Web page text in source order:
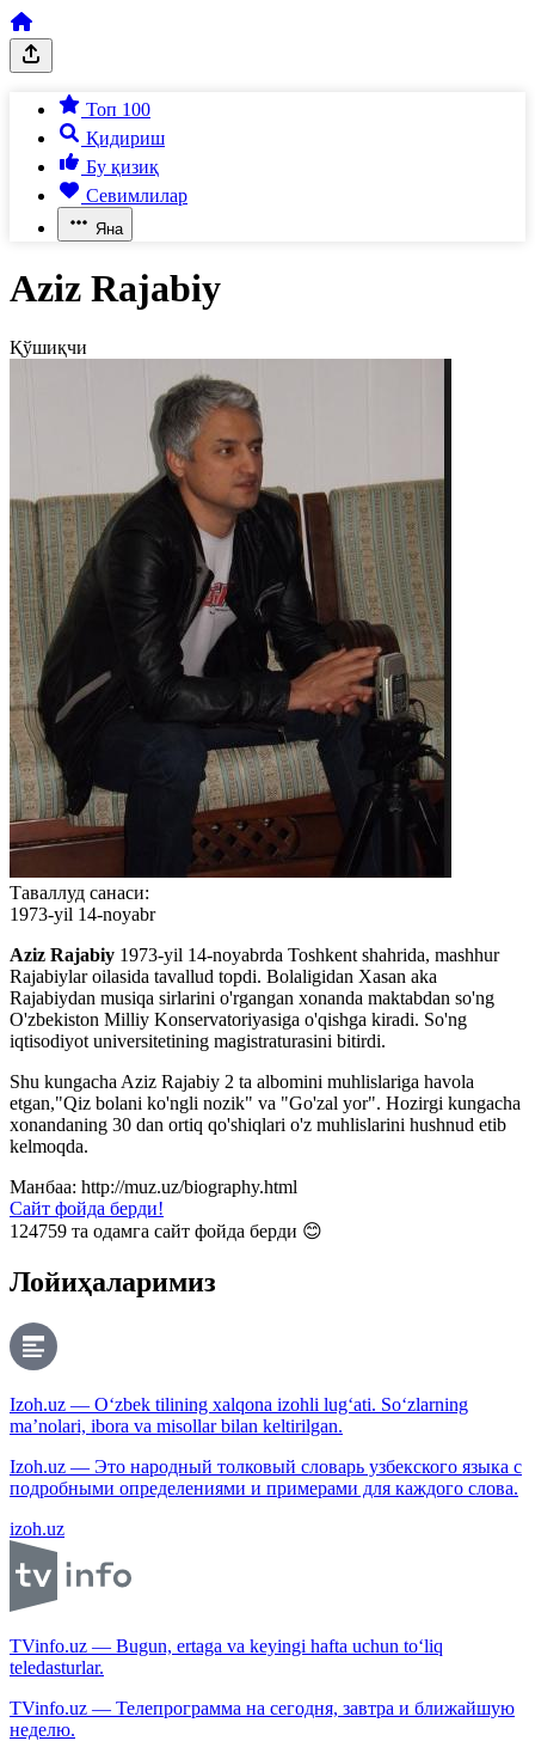
Топ 100
Қидириш
Бу қизиқ
Севимлилар
Яна
Aziz Rajabiy
Қўшиқчи
Таваллуд санаси:
1973-yil 14-noyabr
Aziz Rajabiy 1973-yil 14-noyabrda Toshkent shahrida, mashhur
Rajabiylar oilasida tavallud topdi. Bolaligidan Xasan aka
Rajabiydan musiqa sirlarini o'rgangan xonanda maktabdan so'ng
O'zbekiston Milliy Konservatoriyasiga o'qishga kiradi. So'ng
iqtisodiyot universitetining magistraturasini bitirdi.
Shu kungacha Aziz Rajabiy 2 ta albomini muhlislariga havola
etgan,"Qiz bolani ko'ngli nozik" va "Go'zal yor". Hozirgi kungacha
xonandaning 30 dan ortiq qo'shiqlari o'z muhlislarini hushnud etib
kelmoqda.
Манбаа: http://muz.uz/biography.html
Сайт фойда берди!
124759 та одамга сайт фойда берди 😊
Лойиҳаларимиз
Izoh.uz — O‘zbek tilining xalqona izohli lug‘ati. So‘zlarning
ma’nolari, ibora va misollar bilan keltirilgan.
Izoh.uz — Это народный толковый словарь узбекского языка с
подробными определениями и примерами для каждого слова.
izoh.uz
TVinfo.uz — Bugun, ertaga va keyingi hafta uchun to‘liq
teledasturlar.
TVinfo.uz — Телепрограмма на сегодня, завтра и ближайшую
неделю.